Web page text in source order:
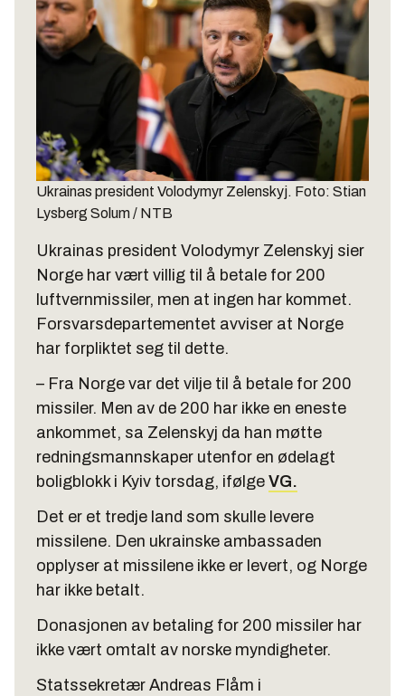
Ukrainas president Volodymyr Zelenskyj. Foto: Stian
Lysberg Solum / NTB
Ukrainas president Volodymyr Zelenskyj sier
Norge har vært villig til å betale for 200
luftvernmissiler, men at ingen har kommet.
Forsvarsdepartementet avviser at Norge
har forpliktet seg til dette.
– Fra Norge var det vilje til å betale for 200
missiler. Men av de 200 har ikke en eneste
ankommet, sa Zelenskyj da han møtte
redningsmannskaper utenfor en ødelagt
boligblokk i Kyiv torsdag, ifølge VG.
Det er et tredje land som skulle levere
missilene. Den ukrainske ambassaden
opplyser at missilene ikke er levert, og Norge
har ikke betalt.
Donasjonen av betaling for 200 missiler har
ikke vært omtalt av norske myndigheter.
Statssekretær Andreas Flåm i